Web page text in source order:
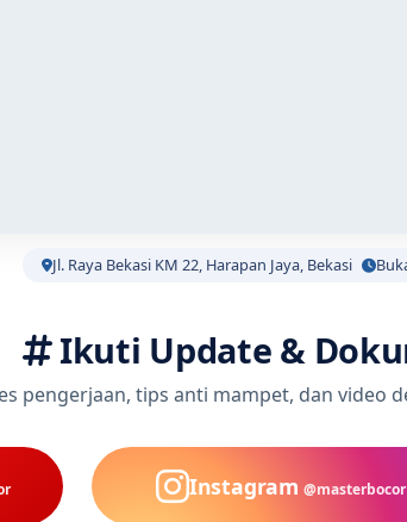
Jl. Raya Bekasi KM 22, Harapan Jaya, Bekasi
Ikuti Update &
pengerjaan, tips anti mampet, dan video
Instagram @masterbocor